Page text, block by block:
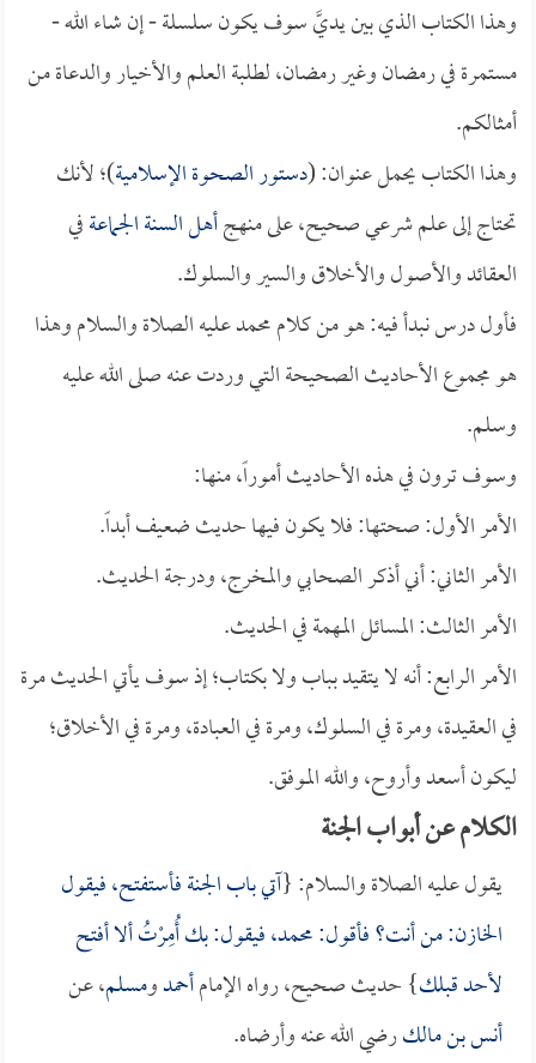
وهذا الكتاب الذي بين يديَّ سوف يكون سلسلة - إن شاء الله -
مستمرة في رمضان وغير رمضان، لطلبة العلم والأخيار والدعاة من
أمثالكم.
وهذا الكتاب يحمل عنوان: (دستور الصحوة الإسلامية)؛ لأنك
تحتاج إلى علم شرعي صحيح، على منهجأهل السنة الجماعةفي
العقائد والأصول والأخلاق والسير والسلوك.
فأول درس نبدأ فيه: هو من كلام محمد عليه الصلاة والسلام وهذا
هو مجموع الأحاديث الصحيحة التي وردت عنه صلى الله عليه
وسلم.
وسوف ترون في هذه الأحاديث أموراً، منها:
الأمر الأول: صحتها: فلا يكون فيها حديث ضعيف أبداً.
الأمر الثاني: أني أذكر الصحابي والمخرج، ودرجة الحديث.
الأمر الثالث: المسائل المهمة في الحديث.
الأمر الرابع: أنه لا يتقيد بباب ولا بكتاب؛ إذ سوف يأتي الحديث مرة
في العقيدة، ومرة في السلوك، ومرة في العبادة، ومرة في الأخلاق؛
ليكون أسعد وأروح، والله الموفق.
الكلام عن أبواب الجنة
يقول عليه الصلاة والسلام: {آتي باب الجنة فأستفتح، فيقول
الخازن: من أنت؟ فأقول: محمد، فيقول: بك أُمِرْتُ ألا أفتح
لأحد قبلك} حديث صحيح، رواه الإمامأحمدومسلم، عن
أنس بن مالكرضي الله عنه وأرضاه.